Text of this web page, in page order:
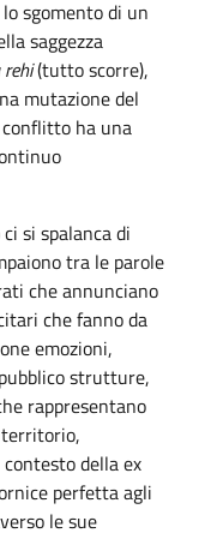
sgomento di un
saggezza
rehi(tutto scorre),
mutazione del
ha una
si spalanca di
tra le parole
che annunciano
che fanno da
emozioni,
strutture,
rappresentano
della ex
perfetta agli
le sue